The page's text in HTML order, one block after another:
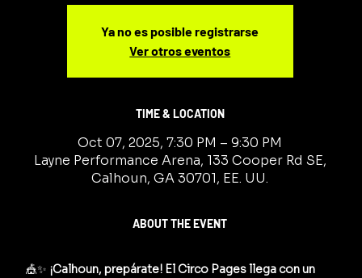
Ya no es posible registrarse
Ver otros eventos
TIME & LOCATION
Oct 07, 2025, 7:30 PM – 9:30 PM
Layne Performance Arena, 133 Cooper Rd SE,
Calhoun, GA 30701, EE. UU.
ABOUT THE EVENT
🎪✨ ¡Calhoun, prepárate! El Circo Pages llega con un